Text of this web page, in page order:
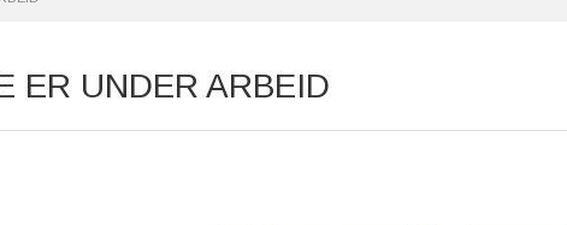
ER UNDER ARBEID